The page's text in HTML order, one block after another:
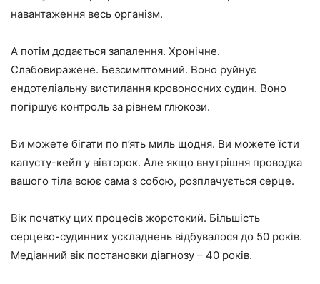
навантаження весь організм.
А потім додається запалення. Хронічне.
Слабовиражене. Безсимптомний. Воно руйнує
ендотеліальну вистилання кровоносних судин. Воно
погіршує контроль за рівнем глюкози.
Ви можете бігати по п’ять миль щодня. Ви можете їсти
капусту-кейл у вівторок. Але якщо внутрішня проводка
вашого тіла воює сама з собою, розплачується серце.
Вік початку цих процесів жорстокий. Більшість
серцево-судинних ускладнень відбувалося до 50 років.
Медіанний вік постановки діагнозу – 40 років.